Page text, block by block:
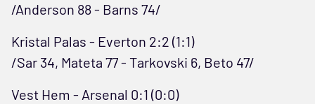
/Anderson 88 - Barns 74/
Kristal Palas - Everton 2:2 (1:1)
/Sar 34, Mateta 77 - Tarkovski 6, Beto 47/
Vest Hem - Arsenal 0:1 (0:0)